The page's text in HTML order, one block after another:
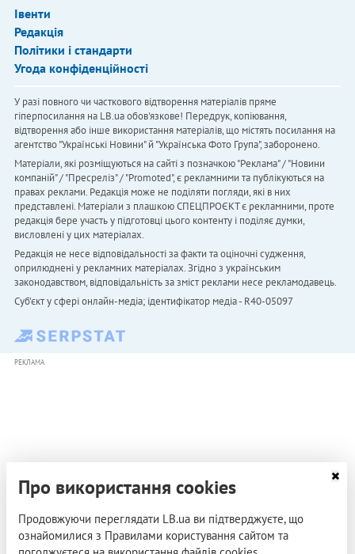
Івенти
Редакція
Політики і стандарти
Угода конфіденційності
У разі повного чи часткового відтворення матеріалів пряме
гіперпосилання на LB.ua обов'язкове! Передрук, копіювання,
відтворення або інше використання матеріалів, що містять посилання на
агентство "Українськi Новини" й "Українська Фото Група", заборонено.
Матеріали, які розміщуються на сайті з позначкою "Реклама" / "Новини
компаній" / "Пресреліз" / "Promoted", є рекламними та публікуються на
правах реклами. Редакція може не поділяти погляди, які в них
представлені. Матеріали з плашкою СПЕЦПРОЄКТ є рекламними, проте
редакція бере участь у підготовці цього контенту і поділяє думки,
висловлені у цих матеріалах.
Редакція не несе відповідальності за факти та оціночні судження,
оприлюднені у рекламних матеріалах. Згідно з українським
законодавством, відповідальність за зміст реклами несе рекламодавець.
Cуб'єкт у сфері онлайн-медіа; ідентифікатор медіа - R40-05097
РЕКЛАМА
Про використання cookies
Продовжуючи переглядати LB.ua ви підтверджуєте, що
ознайомилися з Правилами користування сайтом та